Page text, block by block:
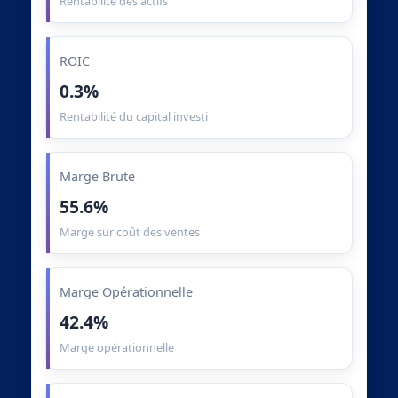
ROIC
0.3%
Rentabilité du capital investi
Marge Brute
55.6%
Marge sur coût des ventes
Marge Opérationnelle
42.4%
Marge opérationnelle